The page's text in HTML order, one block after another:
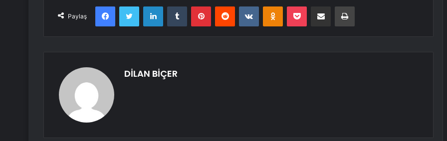
Paylaş
FacebookTwitter LinkedInTumblr PinterestReddit VKontakteOdnoklassniki
Pocket E-Posta ile paylaş Yazdır
DİLAN BİÇER